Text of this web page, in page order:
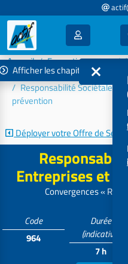
Accueil Formations 2026
PDP - Management -
Responsabilité Sociétale
prévention
Afficher les chapitres
Déployer votre Offre de
Entreprises et
Convergences « RSE /
Code
964
Durée
(indicative)
7 h